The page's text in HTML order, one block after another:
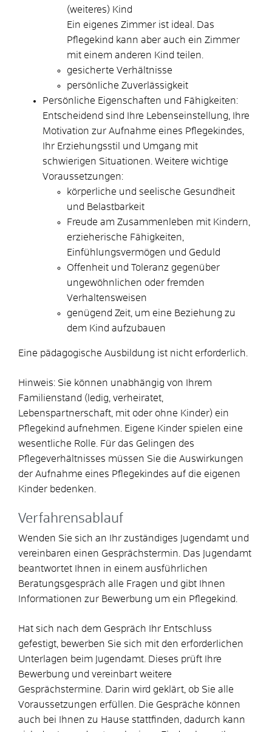
(weiteres) Kind
Ein eigenes Zimmer ist ideal. Das
Pflegekind kann aber auch ein Zimmer
mit einem anderen Kind teilen.
gesicherte Verhältnisse
persönliche Zuverlässigkeit
Persönliche Eigenschaften und Fähigkeiten:
Entscheidend sind Ihre Lebenseinstellung, Ihre
Motivation zur Aufnahme eines Pflegekindes,
Ihr Erziehungsstil und Umgang mit
schwierigen Situationen. Weitere wichtige
Voraussetzungen:
körperliche und seelische Gesundheit
und Belastbarkeit
Freude am Zusammenleben mit Kindern,
erzieherische Fähigkeiten,
Einfühlungsvermögen und Geduld
Offenheit und Toleranz gegenüber
ungewöhnlichen oder fremden
Verhaltensweisen
genügend Zeit, um eine Beziehung zu
dem Kind aufzubauen
Eine pädagogische Ausbildung ist nicht erforderlich.
Hinweis: Sie können unabhängig von Ihrem
Familienstand (ledig, verheiratet,
Lebenspartnerschaft, mit oder ohne Kinder) ein
Pflegekind aufnehmen.
Eigene Kinder spielen eine
wesentliche Rolle. Für das Gelingen des
Pflegeverhältnisses müssen Sie die Auswirkungen
der Aufnahme eines Pflegekindes auf die eigenen
Kinder bedenken.
Verfahrensablauf
Wenden Sie sich an Ihr zuständiges Jugendamt und
vereinbaren einen Gesprächstermin.
Das Jugendamt
beantwortet Ihnen in einem ausführlichen
Beratungsgespräch alle Fragen und gibt Ihnen
Informationen zur Bewerbung um ein Pflegekind.
Hat sich nach dem Gespräch Ihr Entschluss
gefestigt, bewerben Sie sich mit den erforderlichen
Unterlagen beim Jugendamt. Dieses prüft Ihre
Bewerbung und vereinbart weitere
Gesprächstermine. Darin wird geklärt, ob Sie alle
Voraussetzungen erfüllen.
Die Gespräche können
auch bei Ihnen zu Hause stattfinden, dadurch kann